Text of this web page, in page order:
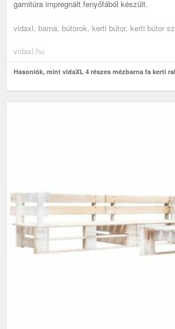
garnitúra impregnált fenyőfából készült.
vidaxl, barna, bútorok, kerti bútor, kerti bútor
vidaxl.hu
Hasonlók, mint vidaXL 4 részes mézbarna fa kerti